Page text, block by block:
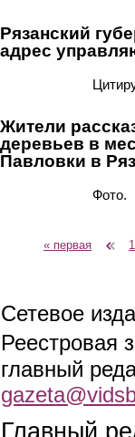
Рязанский
адрес
Жители
деревьев в
Павловки в
Фото.
Страницы
« первая 1
Сетевое
Реестровая
главный